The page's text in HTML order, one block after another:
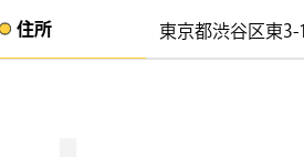
住所​​ 東京都渋谷区東3-